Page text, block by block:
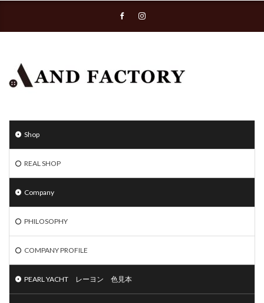
Shop
REAL SHOP
Company
PHILOSOPHY
COMPANY PROFILE
PEARL YACHT レーヨン 色見本